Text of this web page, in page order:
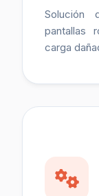
Solución
pantallas
carga